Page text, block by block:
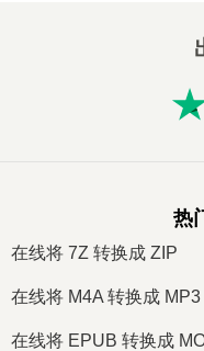
热
在线将 7Z 转换成 ZIP
在线将 M4A 转换成 MP3
在线将 EPUB 转换成